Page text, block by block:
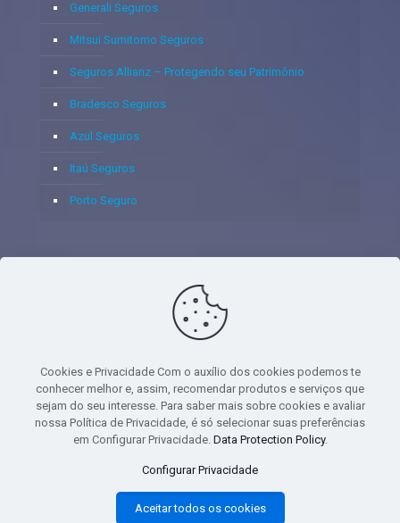
Generali Seguros
Mitsui Sumitomo Seguros
Seguros Allianz – Protegendo seu Patrimônio
Bradesco Seguros
Azul Seguros
Itaú Seguros
Porto Seguro
© 2020 - Yoshie & Maia Corretora de Seguros Ltda - CNPJ:
05.459.716/0001-75 - SUSEP: 100637106 AV DOS
PAVIMENTO - CEP 06.020-012 - VILA YARA - OSASCO - UF SP -
TELEFONE - (11) 8251-9266
Cookies e Privacidade Com o auxílio dos cookies podemos te
conhecer melhor e, assim, recomendar produtos e serviços que
sejam do seu interesse. Para saber mais sobre cookies e avaliar
nossa Política de Privacidade, é só selecionar suas preferências
em Configurar Privacidade. Data Protection Policy.
Configurar Privacidade
Aceitar todos os cookies
1.23, user_data: { email_address: 'johnsmith@email.com', phone_number:
'1234567890', address: { first_name: 'john', last_name: 'smith', city:
'menlopark', region: 'ca', postal_code: '94025', country: 'usa', }, }, items: [{